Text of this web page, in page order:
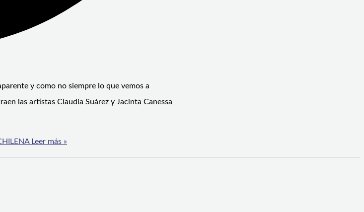
y como no siempre lo que vemos a
las artistas Claudia Suárez y Jacinta Canessa
Leer más »